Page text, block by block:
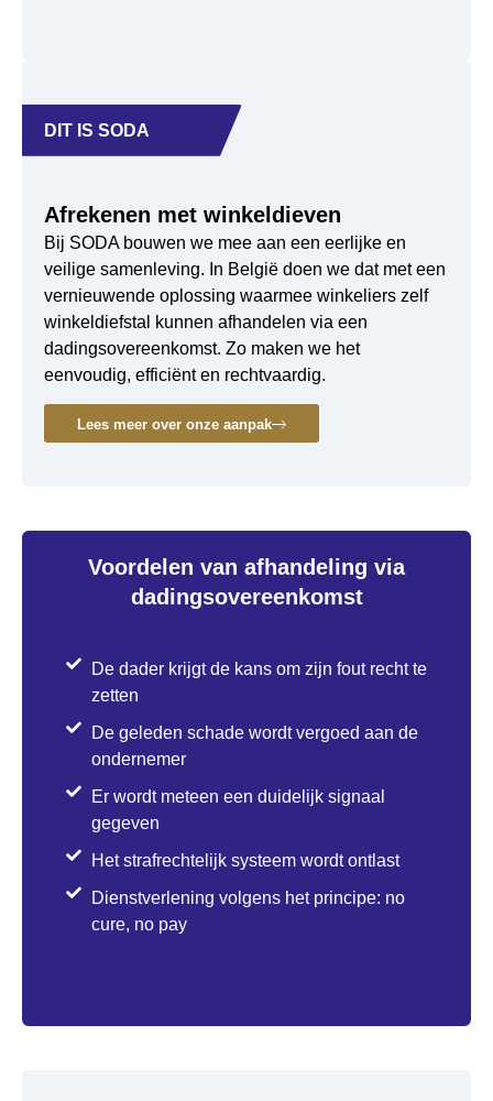
DIT IS SODA
Afrekenen met winkeldieven
Bij SODA bouwen we mee aan een eerlijke en
veilige samenleving. In België doen we dat met een
vernieuwende oplossing waarmee winkeliers zelf
winkeldiefstal kunnen afhandelen via een
dadingsovereenkomst. Zo maken we het
eenvoudig, efficiënt en rechtvaardig.
Lees meer over onze aanpak
Voordelen van afhandeling via
dadingsovereenkomst
De dader krijgt de kans om zijn fout recht te
zetten
De geleden schade wordt vergoed aan de
ondernemer
Er wordt meteen een duidelijk signaal
gegeven
Het strafrechtelijk systeem wordt ontlast
Dienstverlening volgens het principe: no
cure, no pay